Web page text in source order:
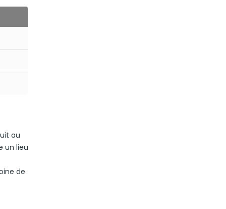
au
un lieu
de